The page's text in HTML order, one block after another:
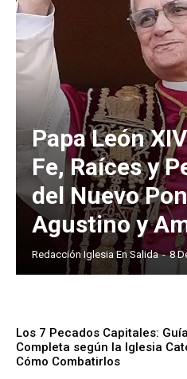
Papa León
Fe, Raíces y
del Nuevo
Agustino y
Redacción Iglesia En Salida - 8
Los 7 Pecados Capitales: Guía
Completa según la Iglesia
Cómo Combatirlos